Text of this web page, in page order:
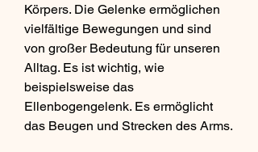
Körpers. Die Gelenke ermöglichen
vielfältige Bewegungen und sind
von großer Bedeutung für unseren
Alltag. Es ist wichtig, wie
beispielsweise das
Ellenbogengelenk. Es ermöglicht
das Beugen und Strecken des Arms.